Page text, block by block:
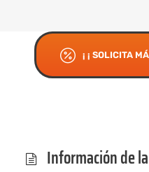
¡ ¡ SOLICITA
Información de